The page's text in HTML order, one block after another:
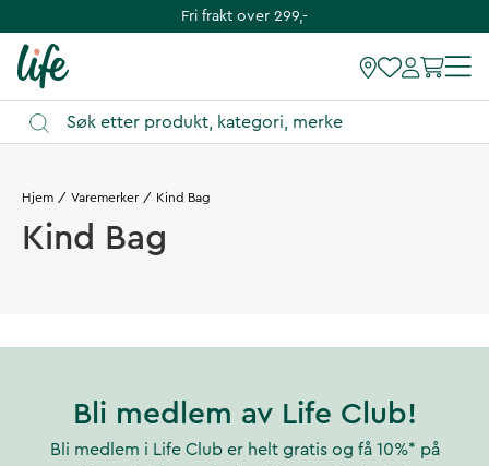
Fri frakt over 299,-
Hjem Varemerker Kind Bag
Kind Bag
Bli medlem av Life Club!
Bli medlem i Life Club er helt gratis og få 10%* på